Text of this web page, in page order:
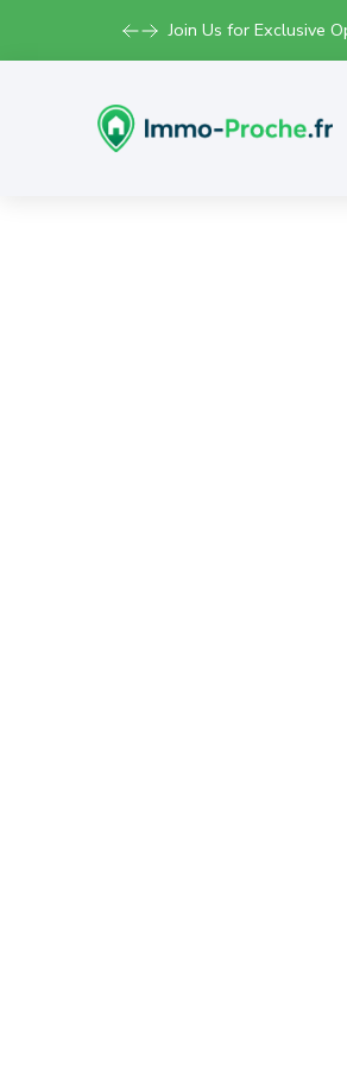
Join Us for Exclusive